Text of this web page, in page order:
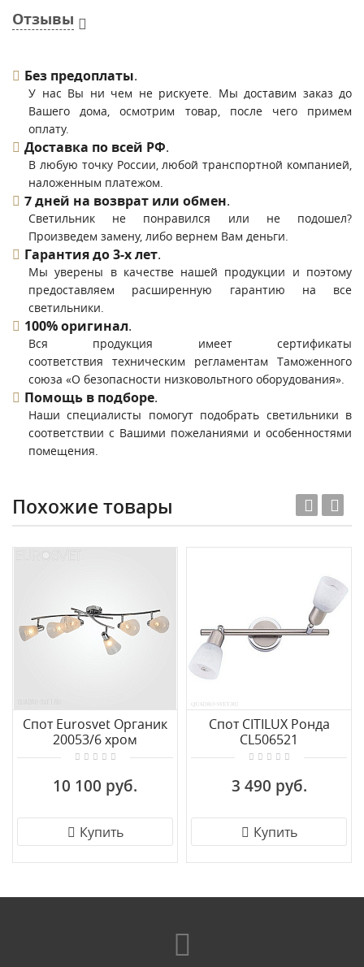
Отзывы
Без предоплаты.
У нас Вы ни чем не рискуете. Мы доставим заказ до
Вашего дома, осмотрим товар, после чего примем
оплату.
Доставка по всей РФ.
В любую точку России, любой транспортной компанией,
наложенным платежом.
7 дней на возврат или обмен.
Светильник не понравился или не подошел?
Произведем замену, либо вернем Вам деньги.
Гарантия до 3-х лет.
Мы уверены в качестве нашей продукции и поэтому
предоставляем расширенную гарантию на все
светильники.
100% оригинал.
Вся продукция имеет сертификаты
соответствия техническим регламентам Таможенного
союза «О безопасности низковольтного оборудования».
Помощь в подборе.
Наши специалисты помогут подобрать светильники в
соответствии с Вашими пожеланиями и особенностями
помещения.
Похожие товары
Спот Eurosvet Органик
20053/6 хром
10 100 руб.
Купить
Спот CITILUX Ронда
CL506521
3 490 руб.
Купить